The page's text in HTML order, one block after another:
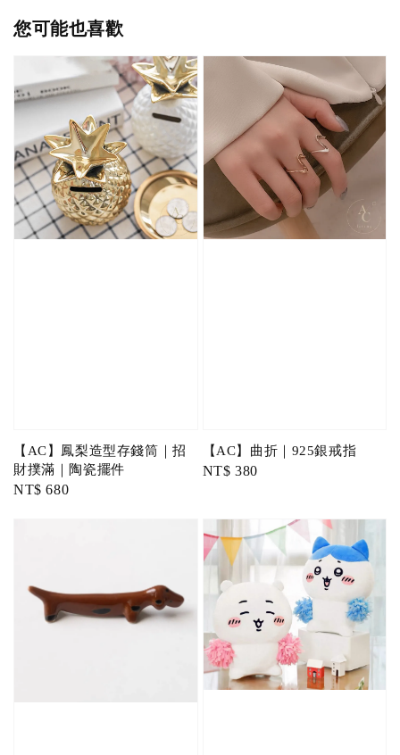
您可能也喜歡
【AC】鳳梨造型存錢筒｜招
財撲滿｜陶瓷擺件
Regular
NT$ 680
【AC】曲折｜925銀戒指
Regular
NT$ 380